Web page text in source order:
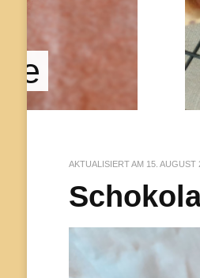
AKTUALISIERT AM 15. AUGUST